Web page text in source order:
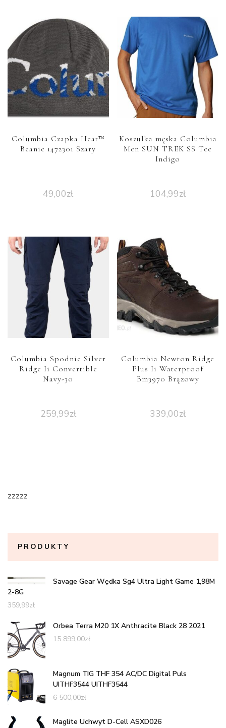
Columbia Czapka Heat™
Beanie 1472301 Szary
49,00zł
Koszulka męska Columbia
Men SUN TREK SS Tee
Indigo
104,99zł
Columbia Spodnie Silver
Ridge Ii Convertible
Navy-30
259,99zł
Columbia Newton Ridge
Plus Ii Waterproof
Bm3970 Brązowy
339,00zł
zzzzz
PRODUKTY
Savage Gear Wędka Sg4 Ultra Light Game 1,98M
2-8G
359,99zł
Orbea Terra M20 1X Anthracite Black 28 2021
15 899,00zł
Magnum TIG THF 354 AC/DC Digital Puls
UITHF3544 UITHF3544
6 500,00zł
Maglite Uchwyt D-Cell ASXD026